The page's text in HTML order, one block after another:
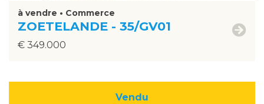
à vendre • Commerce
ZOETELANDE - 35/GV01
€ 349.000
Vendu